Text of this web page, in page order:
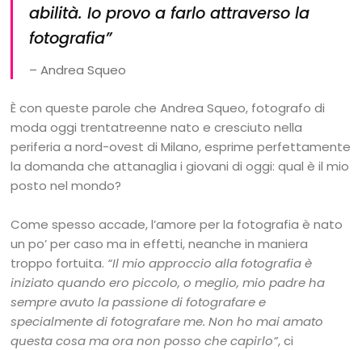
abilità. Io provo a farlo attraverso la
fotografia”
– Andrea Squeo
È con queste parole che Andrea Squeo, fotografo di
moda oggi trentatreenne nato e cresciuto nella
periferia a nord-ovest di Milano, esprime perfettamente
la domanda che attanaglia i giovani di oggi: qual è il mio
posto nel mondo?
Come spesso accade, l’amore per la fotografia è nato
un po’ per caso ma in effetti, neanche in maniera
troppo fortuita. “Il mio approccio alla fotografia è
iniziato quando ero piccolo, o meglio, mio padre ha
sempre avuto la passione di fotografare e
specialmente di fotografare me. Non ho mai amato
questa cosa ma ora non posso che capirlo”, ci